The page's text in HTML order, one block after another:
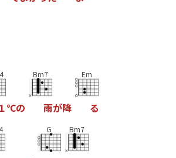
℃の
Bm7
雨が降
Em
る
G Bm7